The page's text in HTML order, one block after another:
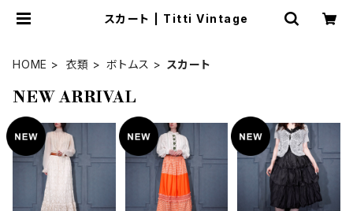
スカート | Titti Vintage
HOME 衣類 ボトムス スカート
NEW ARRIVAL